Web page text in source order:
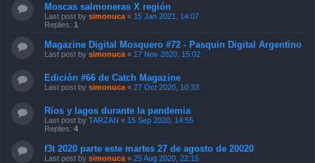
Moscas salmoneras X región
Last post by simonuca « 15 Jan 2021, 14:07
Replies: 1
Magazine Digital Mosquero #72 - Pasquin Digital Argentino
Last post by simonuca « 17 Nov 2020, 15:02
Edición #66 de Catch Magazine
Last post by simonuca « 27 Oct 2020, 10:33
Ríos y lagos durante la pandemia
Last post by TARZAN « 15 Sep 2020, 14:55
Replies: 4
f3t 2020 parte este martes 27 de agosto de 20020
Last post by simonuca « 25 Aug 2020, 22:15